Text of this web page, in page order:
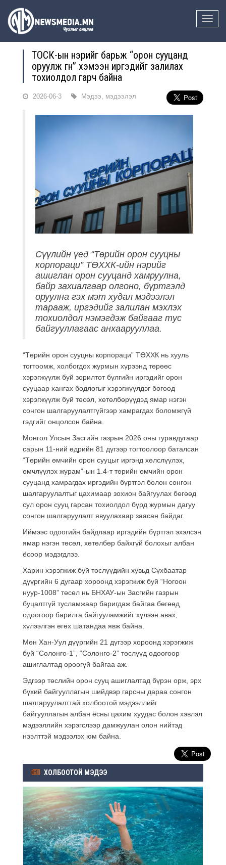
Toggle
ТОСК-ын нэрийг барьж “орон сууцанд
оруулж өгнө” хэмээн иргэдийг залилах
тохиолдол гарч байна
2026-06-3 Мэдээ, мэдээлэл
Сүүлийн үед “Төрийн орон сууцны
корпораци” ТӨХХК-ийн нэрийг
ашиглан орон сууцанд хамруулна,
байр захиалгаар олгоно, бүртгэлд
оруулна гэх мэт худал мэдээлэл
тарааж, иргэдийг залилан мэхлэх
тохиолдол нэмэгдэж байгааг тус
байгууллагаас анхаарууллаа.
“Төрийн орон сууцны корпораци” ТӨХХК нь хууль
тогтоомж, холбогдох журмын хүрээнд төрөөс
хэрэгжүүлж буй зорилтот бүлгийн иргэдийг орон
сууцаар хангах бодлогыг хэрэгжүүлдэг бөгөөд
хэрэгжүүлж буй төсөл, хөтөлбөрүүдэд ямар нэгэн
сонгон шалгаруулалтгүйгээр хамрагдах боломжгүй
гэдгийг онцолсон байна.
Монгол Улсын Засгийн газрын 2026 оны гуравдугаар
сарын 11-ний өдрийн 81 дүгээр тогтоолоор баталсан
“Төрийн өмчийн орон сууцыг иргэнд хөлслүүлэх,
өмчлүүлэх журам”-ын 1.4-т төрийн өмчийн орон
сууцанд хамрагдах иргэдийн бүртгэл болон сонгон
шалгаруулалтыг цахимаар зохион байгуулах бөгөөд
сул орон сууц гарсан тохиолдол бүрд журмын дагуу
сонгон шалгаруулалт явуулахаар заасан байдаг.
Иймээс одоогийн байдлаар иргэдийн бүртгэл эхэлсэн
ямар нэгэн төсөл, хөтөлбөр байхгүй болохыг албан
ёсоор мэдэгдлээ.
Харин хэрэгжиж буй төслүүдийн хувьд Сүхбаатар
дүүргийн 6 дугаар хороонд хэрэгжиж буй “Ногоон
нуур-1008” төсөл нь БНХАУ-ын Засгийн газрын
буцалтгүй тусламжаар баригдаж байгаа бөгөөд
одоогоор барилга байгууламжийг хүлээн авах,
хүлээлгэн өгөх шатандаа явж байна.
Мөн Хан-Уул дүүргийн 21 дүгээр хороонд хэрэгжиж
буй “Солонго-1”, “Солонго-2” төслүүд одоогоор
ашиглалтад ороогүй байгаа аж.
Эдгээр төслийн орон сууц ашиглалтад бүрэн орж, эрх
бүхий байгууллагын шийдвэр гарсны дараа сонгон
шалгаруулалттай холбоотой мэдээллийг
байгууллагын албан ёсны цахим хуудас болон хэвлэл
мэдээллийн хэрэгслээр дамжуулан олон нийтэд
нээлттэй мэдээлэх юм байна.
ХОЛБООТОЙ МЭДЭЭ